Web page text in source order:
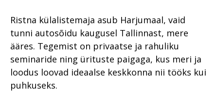
Ristna külalistemaja asub Harjumaal, vaid
tunni autosõidu kaugusel Tallinnast, mere
ääres. Tegemist on privaatse ja rahuliku
seminaride ning ürituste paigaga, kus meri ja
loodus loovad ideaalse keskkonna nii tööks kui
puhkuseks.